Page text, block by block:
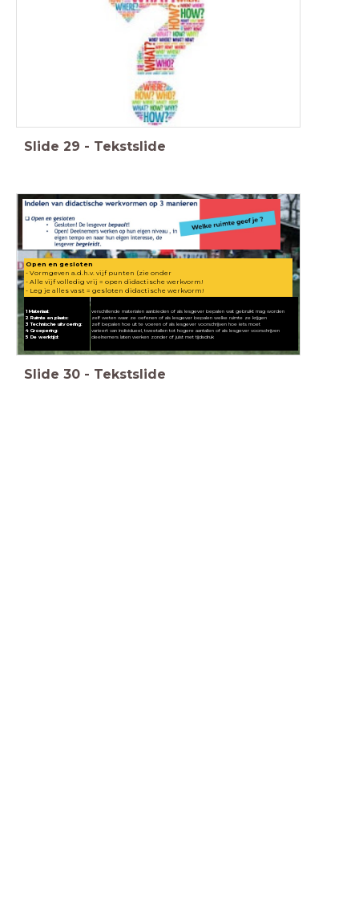
Slide 29 - Tekstslide
Open en gesloten
- Vormgeven a.d.h.v. vijf punten (zie onder
- Alle vijf volledig vrij = open didactische werkvorm!
- Leg je alles vast = gesloten didactische werkvorm!
1 Materiaal:
2 Ruimte en plaats:
3 Technische uitvoering:
4 Groepering:
5 De werktijd:
verschillende materialen aanbieden of als lesgever bepalen wat gebruikt mag worden
zelf weten waar ze oefenen of als lesgever bepalen welke ruimte ze krijgen
zelf bepalen hoe uit te voeren of als lesgever voorschrijven hoe iets moet
varieert van individueel, tweetallen tot hogere aantallen of als lesgever voorschrijven
deelnemers laten werken zonder of juist met tijdsdruk
Slide 30 - Tekstslide